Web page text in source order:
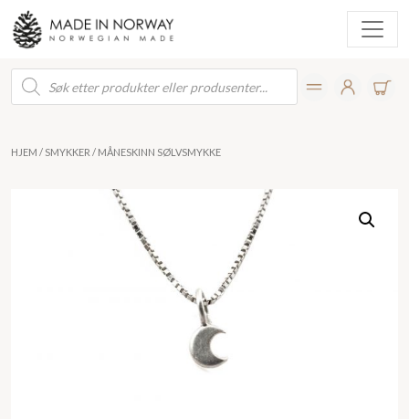
Products
search
HJEM / SMYKKER / MÅNESKINN SØLVSMYKKE